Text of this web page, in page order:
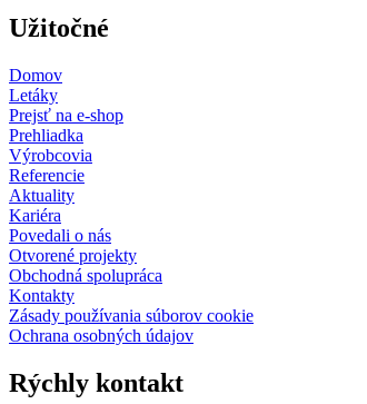
Užitočné
Domov
Letáky
Prejsť na e-shop
Prehliadka
Výrobcovia
Referencie
Aktuality
Kariéra
Povedali o nás
Otvorené projekty
Obchodná spolupráca
Kontakty
Zásady používania súborov cookie
Ochrana osobných údajov
Rýchly kontakt